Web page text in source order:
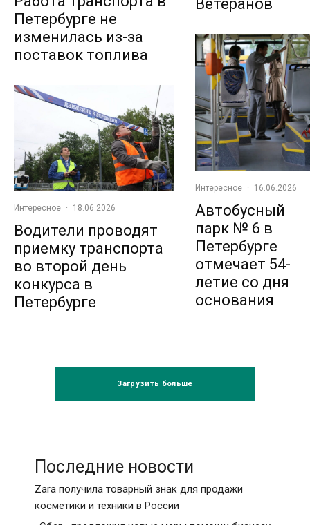
Петербурге не
изменилась из-за
поставок топлива
Интересное · 18.06.2026
Водители проводят
приемку транспорта
во второй день
конкурса в
Петербурге
Ветеранов
Интересное · 16.06.2026
Автобусный
парк № 6 в
Петербурге
отмечает 54-
летие со дня
основания
Загрузить больше
Последние новости
Zara получила товарный знак для продажи
косметики и техники в России